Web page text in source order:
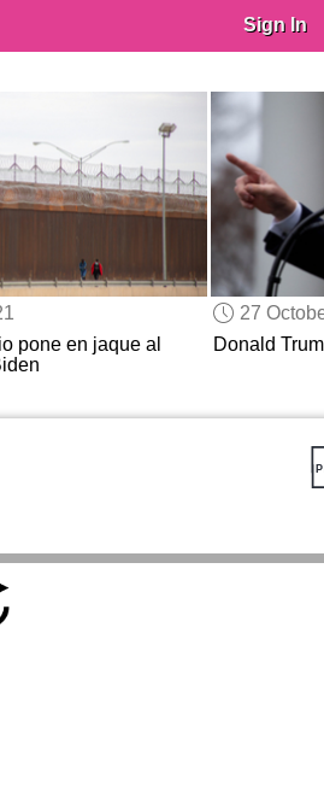
Sign In
pone en jaque al
27
Donald